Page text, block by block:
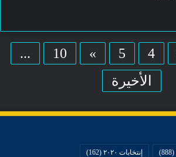
4
5
»
10
...
الأخيرة
(888) إنتخابات ٢٠٢٠ (162)